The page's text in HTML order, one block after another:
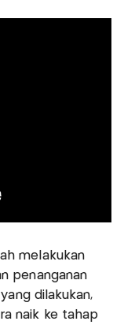
melakukan
penanganan
dilakukan,
naik ke tahap